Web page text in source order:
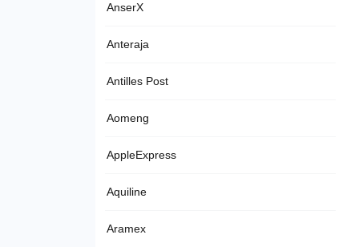
AnserX
Anteraja
Antilles Post
Aomeng
AppleExpress
Aquiline
Aramex